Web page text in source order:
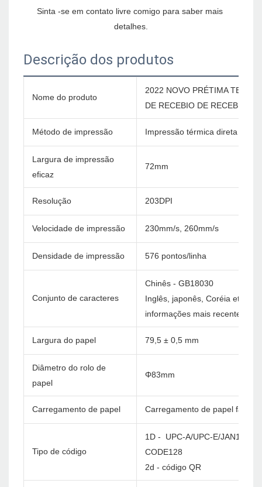
Sinta -se em contato livre comigo para saber mais
Descrição dos produtos
Nome do produto
2022 NOVO PRÉTIMA
DE RECEBIO DE
Método de impressão Impressão térmica direta
Largura de impressão
eficaz
72mm
Resolução 203DPI
Velocidade de impressão 230mm/s, 260mm/s
Densidade de impressão 576 pontos/linha
Conjunto de caracteres
Chinês - GB18030
Inglês, japonês, Coréia etc.
informações mais recentes)
Largura do papel 79,5 ± 0,5 mm
Diâmetro do rolo de
papel
Φ83mm
Carregamento de papel Carregamento de papel fácil
Tipo de código
1D - UPC-A/UPC-E/
CODE128
2d - código QR